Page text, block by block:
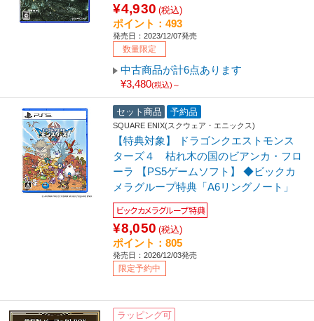
¥4,930 (税込)
ポイント：493
発売日：2023/12/07発売
数量限定
中古商品が計6点あります
¥3,480(税込)～
セット商品 予約品
SQUARE ENIX(スクウェア・エニックス)
【特典対象】 ドラゴンクエストモンス
ターズ４ 枯れ木の国のビアンカ・フロ
ーラ 【PS5ゲームソフト】 ◆ビックカ
メラグループ特典「A6リングノート」
ビックカメラグループ特典
¥8,050 (税込)
ポイント：805
発売日：2026/12/03発売
限定予約中
ラッピング可